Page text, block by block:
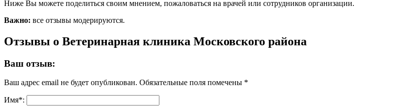
Ниже Вы можете поделиться своим мнением, пожаловаться на врачей или сотрудников организации.
Важно: все отзывы модерируются.
Отзывы о Ветеринарная клиника Московского района
Ваш отзыв:
Ваш адрес email не будет опубликован. Обязательные поля помечены *
Имя*: